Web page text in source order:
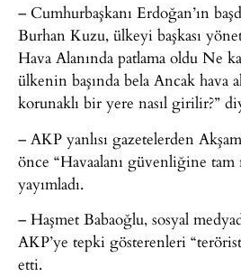
– Cumhurbaşkanı Erdoğan’ın
Burhan Kuzu, ülkeyi başkası
Hava Alanında patlama oldu Ne
ülkenin başında bela Ancak hava
korunaklı bir yere nasıl girilir?”
– AKP yanlısı gazetelerden
önce “Havaalanı güvenliğine tam
yayımladı.
– Haşmet Babaoğlu, sosyal
AKP’ye tepki gösterenleri
etti.